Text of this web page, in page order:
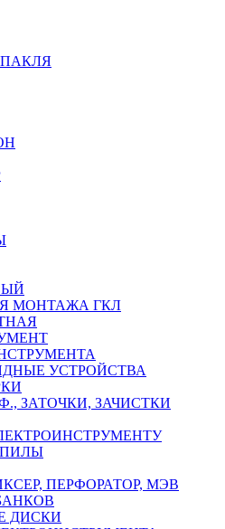
МОНТАЖА ГКЛ
УСТРОЙСТВА
ЗАТОЧКИ, ЗАЧИСТКИ
ПИЛЫ
ПЕРФОРАТОР, МЭВ
ДИСКИ